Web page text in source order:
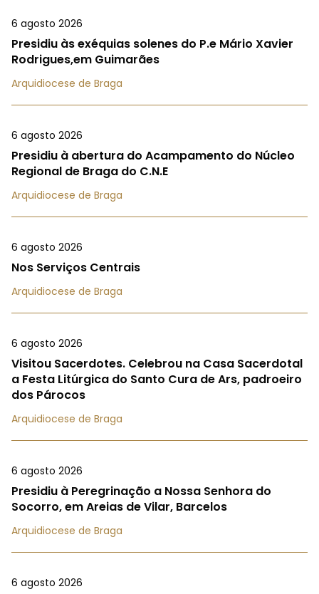
6 agosto 2026
Presidiu às exéquias solenes do P.e Mário Xavier
Rodrigues,em Guimarães
Arquidiocese de Braga
6 agosto 2026
Presidiu à abertura do Acampamento do Núcleo
Regional de Braga do C.N.E
Arquidiocese de Braga
6 agosto 2026
Nos Serviços Centrais
Arquidiocese de Braga
6 agosto 2026
Visitou Sacerdotes. Celebrou na Casa Sacerdotal
a Festa Litúrgica do Santo Cura de Ars, padroeiro
dos Párocos
Arquidiocese de Braga
6 agosto 2026
Presidiu à Peregrinação a Nossa Senhora do
Socorro, em Areias de Vilar, Barcelos
Arquidiocese de Braga
6 agosto 2026